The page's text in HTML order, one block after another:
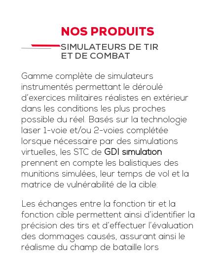
NOS PRODUITS
SIMULATEURS DE TIR
ET DE COMBAT
Gamme complète de simulateurs
instrumentés permettant le déroulé
d’exercices militaires réalistes en extérieur
dans les conditions les plus proches
possible du réel. Basés sur la technologie
laser 1-voie et/ou 2-voies complétée
lorsque nécessaire par des simulations
virtuelles, les STC de GDI simulation
prennent en compte les balistiques des
munitions simulées, leur temps de vol et la
matrice de vulnérabilité de la cible.
Les échanges entre la fonction tir et la
fonction cible permettent ainsi d’identifier la
précision des tirs et d’effectuer l’évaluation
des dommages causés, assurant ainsi le
réalisme du champ de bataille lors